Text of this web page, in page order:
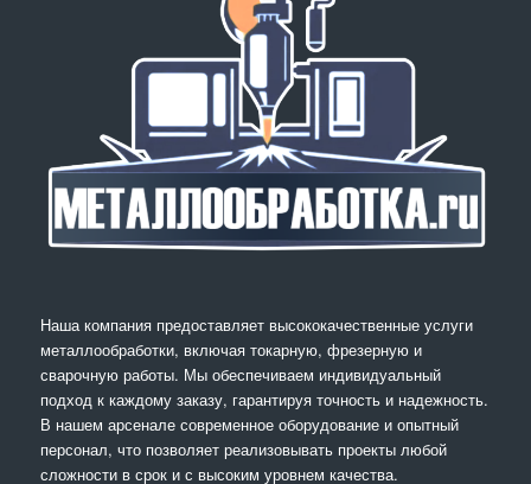
Наша компания предоставляет высококачественные услуги
металлообработки, включая токарную, фрезерную и
сварочную работы. Мы обеспечиваем индивидуальный
подход к каждому заказу, гарантируя точность и надежность.
В нашем арсенале современное оборудование и опытный
персонал, что позволяет реализовывать проекты любой
сложности в срок и с высоким уровнем качества.